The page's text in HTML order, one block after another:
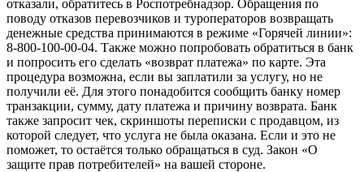
отказали, обратитесь в Роспотребнадзор. Обращения по
поводу отказов перевозчиков и туроператоров возвращать
денежные средства принимаются в режиме «Горячей линии»:
8-800-100-00-04. Также можно попробовать обратиться в банк
и попросить его сделать «возврат платежа» по карте. Эта
процедура возможна, если вы заплатили за услугу, но не
получили её. Для этого понадобится сообщить банку номер
транзакции, сумму, дату платежа и причину возврата. Банк
также запросит чек, скриншоты переписки с продавцом, из
которой следует, что услуга не была оказана. Если и это не
поможет, то остаётся только обращаться в суд. Закон «О
защите прав потребителей» на вашей стороне.